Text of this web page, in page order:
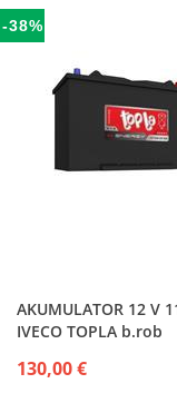
-38%
AKUMULATOR 12 V
IVECO TOPLA b.rob
130,00 €